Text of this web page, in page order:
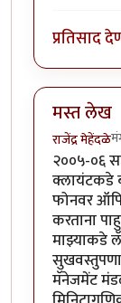
प्रतिसाद
मस्त लेख
राजेंद्र मेहेंदळे
२००५-०६
क्लायंटकडे
फोनवर
करताना
माझ्याकडे
मॅनेजमेंट